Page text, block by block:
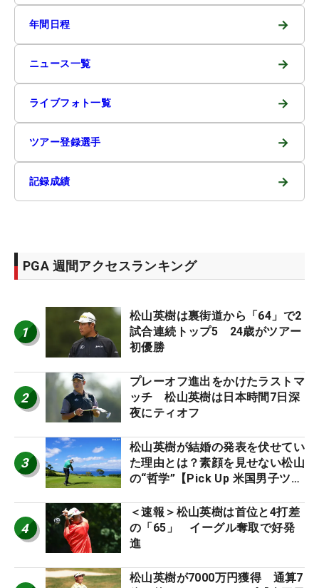
年間日程 →
ニュース一覧 →
ライブフォト一覧 →
ツアー登録選手 →
記録成績 →
PGA 週間アクセスランキング
1
松山英樹は裏街道から「64」で2
試合連続トップ5 24歳がツアー
初優勝
2
プレーオフ進出をかけたラストマ
ッチ 松山英樹は日本時間7日深
夜にティオフ
3
松山英樹が結婚の発表を伏せてい
た理由とは？素顔を見せない松山
の“哲学”【Pick Up 米国男子ツア
4
＜速報＞松山英樹は首位と4打差
の「65」 イーグル奪取で好発
進
松山英樹が7000万円獲得 通算7